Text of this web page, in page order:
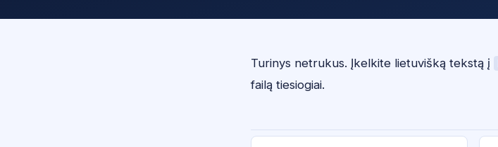
Turinys netrukus. Įkelkite lietuvišką tekstą į
failą tiesiogiai.